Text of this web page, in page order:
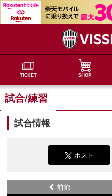
TICKET SHOP
試合/練習
試合情報
ポスト
前節